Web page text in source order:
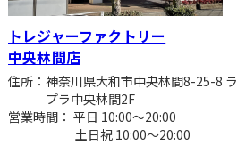
トレジャーファクトリー
中央林間店
住所：神奈川県大和市中央林間8-25-8 ラ
プラ中央林間2F
営業時間： 平日 10:00～20:00
土日祝 10:00～20:00